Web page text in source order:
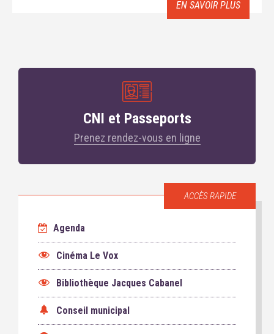
EN SAVOIR PLUS
CNI et Passeports
Prenez rendez-vous en ligne
ACCÈS RAPIDE
Agenda
Cinéma Le Vox
Bibliothèque Jacques Cabanel
Conseil municipal